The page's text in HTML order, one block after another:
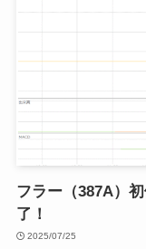
フラー（387A）
了！
2025/07/25